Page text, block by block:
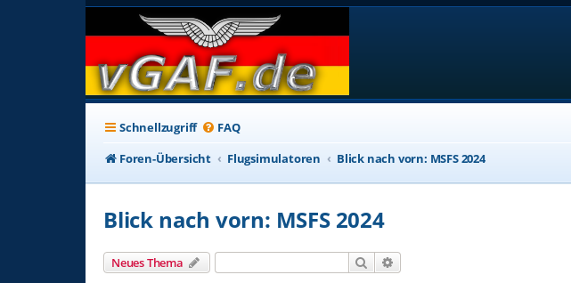
Schnellzugriff FAQ
Foren-Übersicht
Flugsimulatoren Blick nach vorn: MSFS 2024
Blick nach vorn: MSFS 2024
Neues Thema Suche